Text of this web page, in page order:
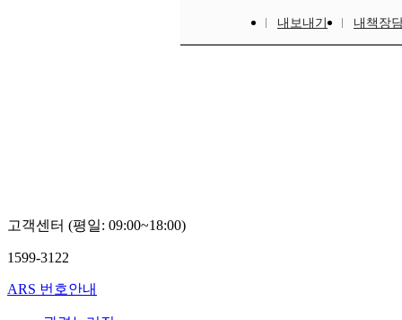
내보내기 내책장
고객센터 (평일: 09:00~18:00)
1599-3122
ARS 번호안내